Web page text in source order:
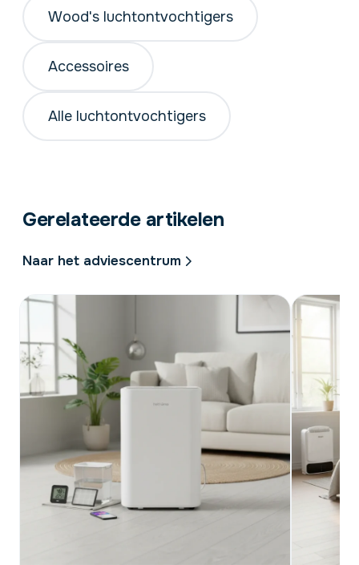
Wood's luchtontvochtigers
Accessoires
Alle luchtontvochtigers
Gerelateerde artikelen
Naar het adviescentrum